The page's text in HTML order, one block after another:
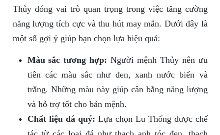
Thủy đóng vai trò quan trọng trong việc tăng cường
năng lượng tích cực và thu hút may mắn. Dưới đây là
một số gợi ý giúp bạn chọn lựa hiệu quả:
Màu sắc tương hợp: Người mệnh Thủy nên ưu
tiên các màu sắc như đen, xanh nước biển và
trắng. Những màu này giúp cân bằng năng lượng
và hỗ trợ tốt cho bản mệnh.
Chất liệu đá quý: Lựa chọn Lu Thống được chế